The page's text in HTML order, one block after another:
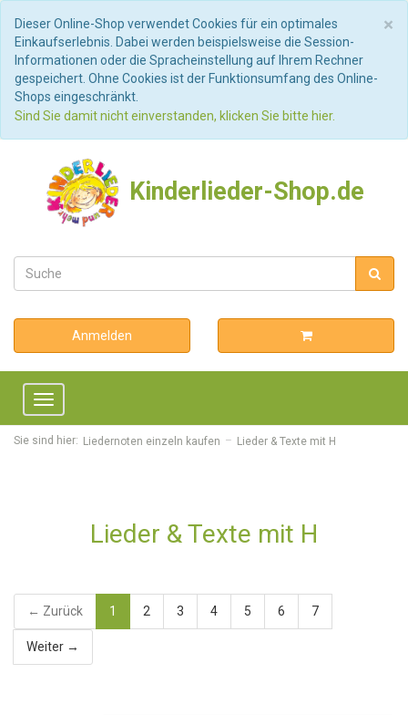
×
Dieser Online-Shop verwendet Cookies für ein optimales
Einkaufserlebnis. Dabei werden beispielsweise die Session-
Informationen oder die Spracheinstellung auf Ihrem Rechner
gespeichert. Ohne Cookies ist der Funktionsumfang des Online-
Shops eingeschränkt.
Sind Sie damit nicht einverstanden, klicken Sie bitte hier.
Kinderlieder-Shop.de
Anmelden
Toggle
navigation
Sie sind hier: Liedernoten einzeln kaufen Lieder & Texte mit H
Lieder & Texte mit H
← Zurück 1 2 3 4 5 6 7
Weiter →